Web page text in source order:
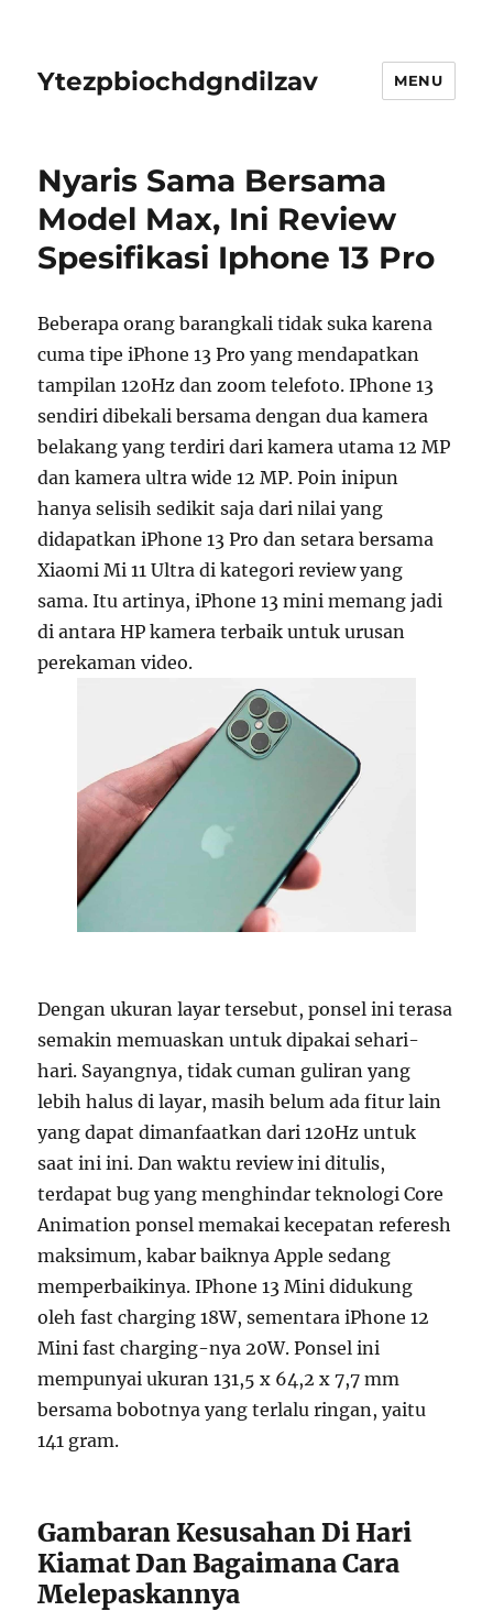
Ytezpbiochdgndilzav MENU
Nyaris Sama Bersama
Model Max, Ini Review
Spesifikasi Iphone 13 Pro
Beberapa orang barangkali tidak suka karena
cuma tipe iPhone 13 Pro yang mendapatkan
tampilan 120Hz dan zoom telefoto. IPhone 13
sendiri dibekali bersama dengan dua kamera
belakang yang terdiri dari kamera utama 12 MP
dan kamera ultra wide 12 MP. Poin inipun
hanya selisih sedikit saja dari nilai yang
didapatkan iPhone 13 Pro dan setara bersama
Xiaomi Mi 11 Ultra di kategori review yang
sama. Itu artinya, iPhone 13 mini memang jadi
di antara HP kamera terbaik untuk urusan
perekaman video.
Dengan ukuran layar tersebut, ponsel ini terasa
semakin memuaskan untuk dipakai sehari-
hari. Sayangnya, tidak cuman guliran yang
lebih halus di layar, masih belum ada fitur lain
yang dapat dimanfaatkan dari 120Hz untuk
saat ini ini. Dan waktu review ini ditulis,
terdapat bug yang menghindar teknologi Core
Animation ponsel memakai kecepatan referesh
maksimum, kabar baiknya Apple sedang
memperbaikinya. IPhone 13 Mini didukung
oleh fast charging 18W, sementara iPhone 12
Mini fast charging-nya 20W. Ponsel ini
mempunyai ukuran 131,5 x 64,2 x 7,7 mm
bersama bobotnya yang terlalu ringan, yaitu
141 gram.
Gambaran Kesusahan Di Hari
Kiamat Dan Bagaimana Cara
Melepaskannya